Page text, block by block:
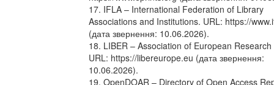
17. IFLA – International Federation of Library
Associations and Institutions. URL: https://
(дата звернення: 10.06.2026).
18. LIBER – Association of European
URL: https://libereurope.eu (дата звернення:
10.06.2026).
19. OpenDOAR – Directory of Open Access